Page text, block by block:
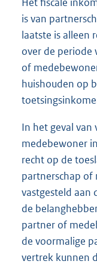
is van
laatste is alleen
over de periode
of
huishouden op
In het geval
medebewoner
recht op de
partnerschap of
vastgesteld aan
de
partner of
de voormalige
vertrek kunnen